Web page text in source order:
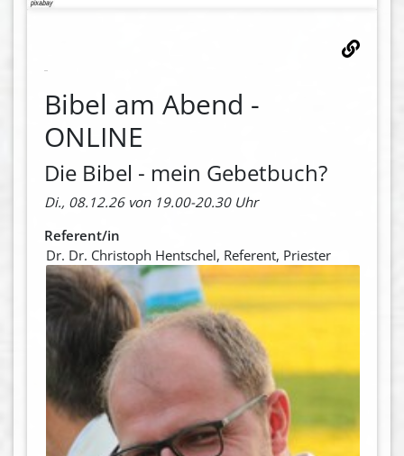
Bibel am Abend -
ONLINE
Die Bibel - mein Gebetbuch?
Di., 08.12.26 von 19.00-20.30 Uhr
Referent/in
Dr. Dr. Christoph Hentschel, Referent, Priester